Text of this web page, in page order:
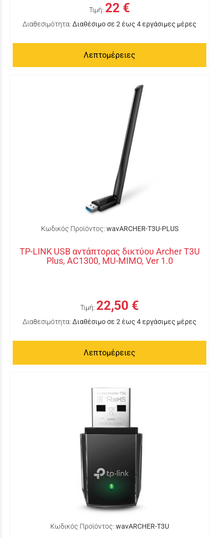
Τιμή: 22 €
Διαθεσιμότητα: Διαθέσιμο σε 2 έως 4 εργάσιμες μέρες
Λεπτομέρειες
Κωδικός Προϊόντος: wavARCHER-T3U-PLUS
TP-LINK USB αντάπτορας δικτύου Archer T3U
Plus, AC1300, MU-MIMO, Ver 1.0
Τιμή: 22,50 €
Διαθεσιμότητα: Διαθέσιμο σε 2 έως 4 εργάσιμες μέρες
Λεπτομέρειες
Κωδικός Προϊόντος: wavARCHER-T3U